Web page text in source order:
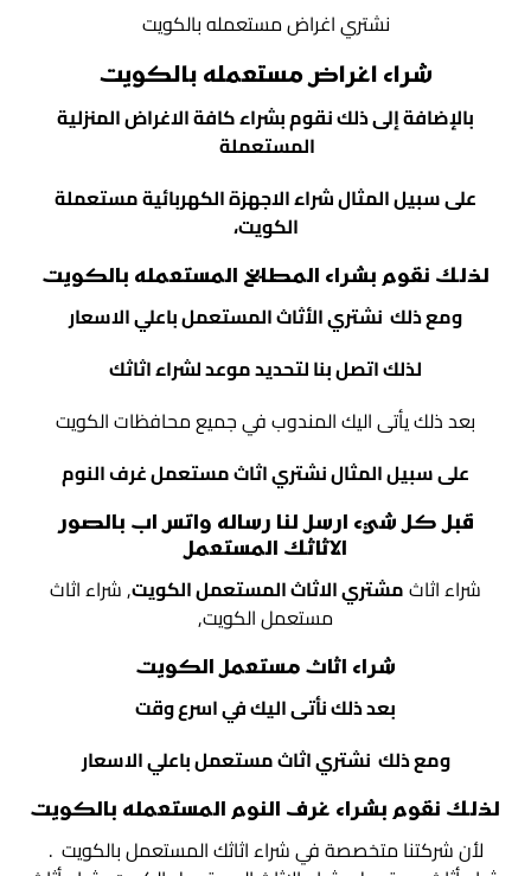
نشتري اغراض مستعمله بالكويت
شراء اغراض مستعمله بالكويت
بالإضافة إلى ذلك نقوم بشراء كافة الاغراض المنزلية
المستعملة
على سبيل المثال شراء الاجهزة الكهربائية مستعملة
الكويت،
لذلك نقوم بشراء المطابخ المستعمله بالكويت
ومع ذلك نشتري الأثاث المستعمل باعلي الاسعار
لذلك اتصل بنا لتحديد موعد لشراء اثاثك
بعد ذلك يأتى اليك المندوب في جميع محافظات الكويت
على سبيل المثال نشتري اثاث مستعمل غرف النوم
قبل كل شيء ارسل لنا رساله واتس اب بالصور
الاثاثك المستعمل
شراء اثاثمشتري الاثاث المستعمل الكويت, شراء اثاث
مستعمل الكويت,
شراء اثاث مستعمل الكويت
بعد ذلك نأتى اليك في اسرع وقت
ومع ذلك نشتري اثاث مستعمل باعلي الاسعار
لذلك نقوم بشراء غرف النوم المستعمله بالكويت
لأن شركتنا متخصصة في شراء اثاثك المستعمل بالكويت .